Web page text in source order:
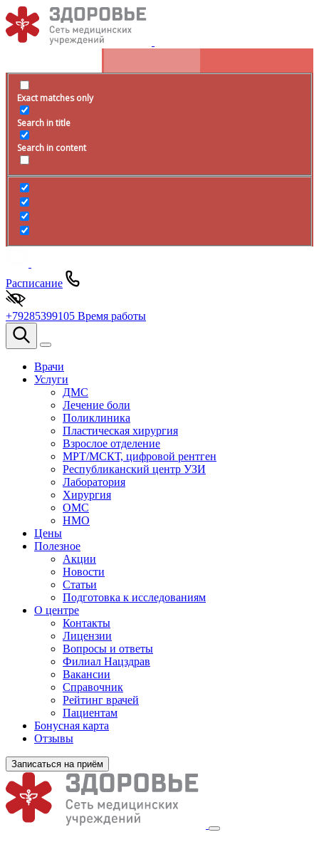
Exact matches only
Search in title
Search in content
Расписание
+79285399105 Время работы
Врачи
Услуги
ДМС
Лечение боли
Поликлиника
Пластическая хирургия
Взрослое отделение
МРТ/МСКТ, цифровой рентген
Республиканский центр УЗИ
Лаборатория
Хирургия
ОМС
НМО
Цены
Полезное
Акции
Новости
Статьи
Подготовка к исследованиям
О центре
Контакты
Лицензии
Вопросы и ответы
Филиал Нацздрав
Вакансии
Справочник
Рейтинг врачей
Пациентам
Бонусная карта
Отзывы
Записаться на приём